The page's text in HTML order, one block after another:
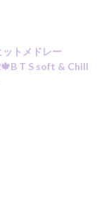
ットメドレー
T S soft & Chill